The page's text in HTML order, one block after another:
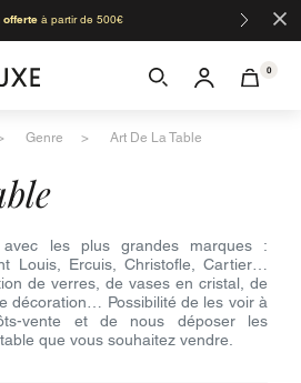
à partir de 500€ ×
0
Genre Art De La Table
les plus grandes marques :
Louis, Ercuis, Christofle, Cartier…
de verres, de vases en cristal, de
décoration… Possibilité de les voir à
vente et de nous déposer les
que vous souhaitez vendre.